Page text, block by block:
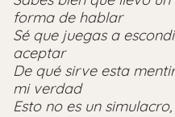
forma de hablar
Sé que juegas a
aceptar
De qué sirve esta
mi verdad
Esto no es un